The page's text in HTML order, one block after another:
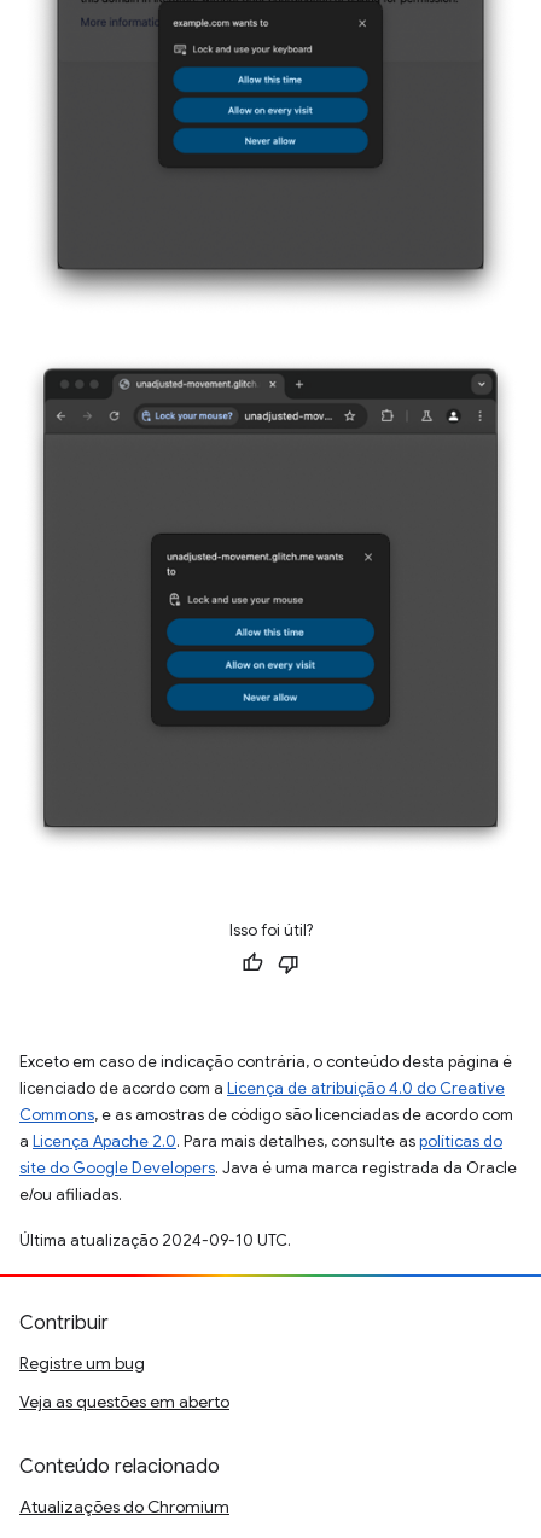
Isso foi útil?
Exceto em caso de indicação contrária, o conteúdo desta página é
licenciado de acordo com a Licença de atribuição 4.0 do Creative
Commons, e as amostras de código são licenciadas de acordo com
a Licença Apache 2.0. Para mais detalhes, consulte aspolíticas do
site do Google Developers. Java é uma marca registrada da Oracle
e/ou afiliadas.
Última atualização 2024-09-10 UTC.
Contribuir
Registre um bug
Veja as questões em aberto
Conteúdo relacionado
Atualizações do Chromium